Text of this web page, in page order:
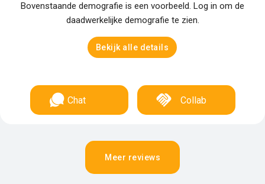
Bovenstaande demografie is een voorbeeld. Log in om de
daadwerkelijke demografie te zien.
Bekijk alle details
Chat Collab
Meer reviews